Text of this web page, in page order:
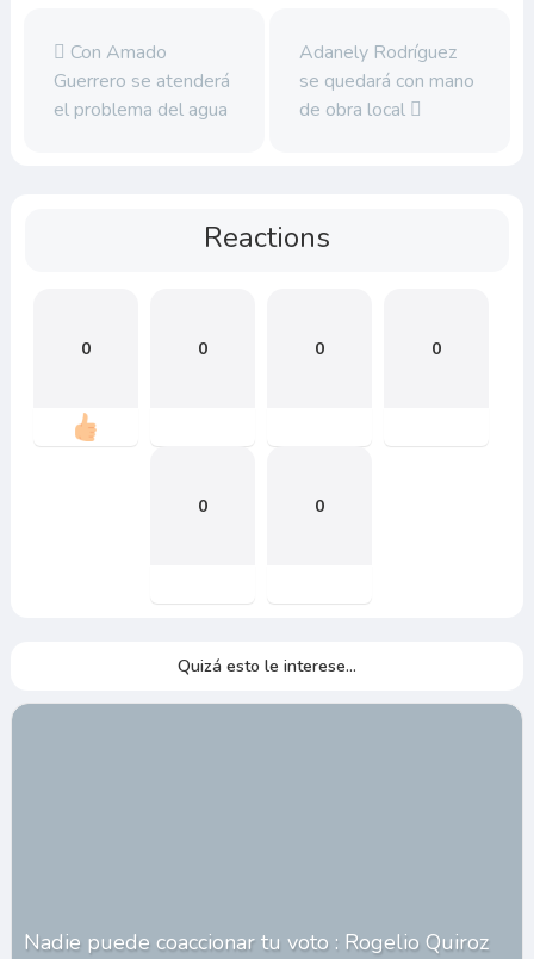
Con Amado
Guerrero se atenderá
el problema del agua
Adanely Rodríguez
se quedará con mano
de obra local
Reactions
0 0 0 0
0 0
Quizá esto le interese...
Nadie puede coaccionar tu voto : Rogelio Quiroz